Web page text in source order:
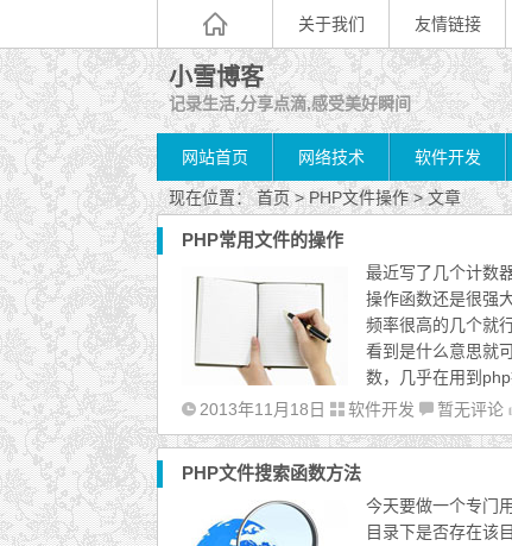
关于我们 友情链接
小雪博客
记录生活,分享点滴,感受美好瞬间
网站首页 网络技术 软件开发
现在位置：首页> PHP文件操作 > 文章
PHP常用文件的操作
最近写了几个计数
操作函数还是很强
频率很高的几个就
看到是什么意思就
数，几乎在用到
2013年11月18日
软件开发 暂无评论
PHP文件搜索函数方法
今天要做一个专门
目录下是否存在该